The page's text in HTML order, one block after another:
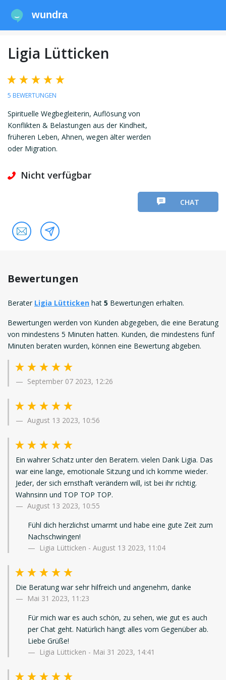
wundra
Ligia Lütticken
5 BEWERTUNGEN
Spirituelle Wegbegleiterin, Auflösung von
Konflikten & Belastungen aus der Kindheit,
früheren Leben, Ahnen, wegen älter werden
oder Migration.
Nicht verfügbar
CHAT
Bewertungen
Berater Ligia Lütticken hat 5 Bewertungen erhalten.
Bewertungen werden von Kunden abgegeben, die eine Beratung
von mindestens 5 Minuten hatten. Kunden, die mindestens fünf
Minuten beraten wurden, können eine Bewertung abgeben.
September 07 2023, 12:26
August 13 2023, 10:56
Ein wahrer Schatz unter den Beratern. vielen Dank Ligia. Das
war eine lange, emotionale Sitzung und ich komme wieder.
Jeder, der sich ernsthaft verändern will, ist bei ihr richtig.
Wahnsinn und TOP TOP TOP.
August 13 2023, 10:55
Fühl dich herzlichst umarmt und habe eine gute Zeit zum
Nachschwingen!
Ligia Lütticken - August 13 2023, 11:04
Die Beratung war sehr hilfreich und angenehm, danke
Mai 31 2023, 11:23
Für mich war es auch schön, zu sehen, wie gut es auch
per Chat geht. Natürlich hängt alles vom Gegenüber ab.
Liebe Grüße!
Ligia Lütticken - Mai 31 2023, 14:41